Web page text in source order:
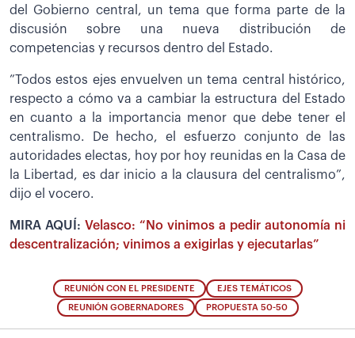
del Gobierno central, un tema que forma parte de la
discusión sobre una nueva distribución de
competencias y recursos dentro del Estado.
”Todos estos ejes envuelven un tema central histórico,
respecto a cómo va a cambiar la estructura del Estado
en cuanto a la importancia menor que debe tener el
centralismo. De hecho, el esfuerzo conjunto de las
autoridades electas, hoy por hoy reunidas en la Casa de
la Libertad, es dar inicio a la clausura del centralismo”,
dijo el vocero.
MIRA AQUÍ: Velasco: “No vinimos a pedir autonomía ni
descentralización; vinimos a exigirlas y ejecutarlas”
REUNIÓN CON EL PRESIDENTE EJES TEMÁTICOS
REUNIÓN GOBERNADORES PROPUESTA 50-50